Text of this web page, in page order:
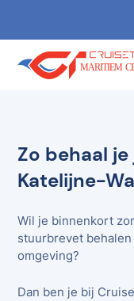
Zo behaal
Katelijne-
Wil je binnenkort
stuurbrevet
omgeving?
Dan ben je bij